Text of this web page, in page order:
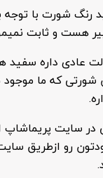
رنگ شورت با
هست و ثابت
عادی داره
شورتی که ما
سایت پریماشاپ
رو ازطریق